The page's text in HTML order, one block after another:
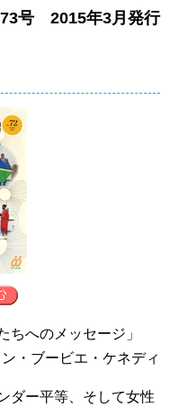
73号 2015年3月発行
ちへのメッセージ」
ブービエ・ケネディ
ダー平等、そして女性